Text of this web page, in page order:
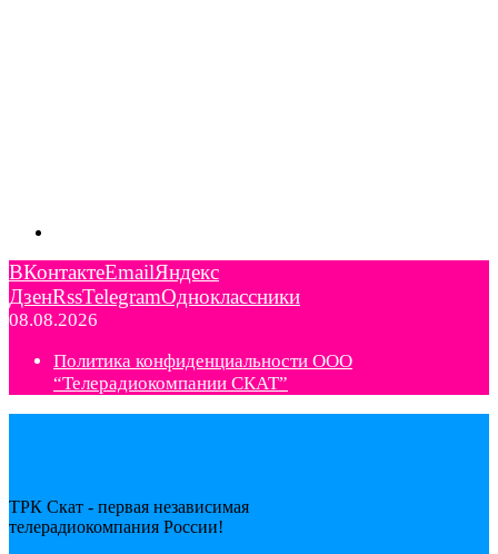
ВКонтактеEmailЯндекс
ДзенRssTelegramОдноклассники
08.08.2026
Политика конфиденциальности ООО
“Телерадиокомпании СКАТ”
ТРК Скат - первая независимая
телерадиокомпания Роcсии!